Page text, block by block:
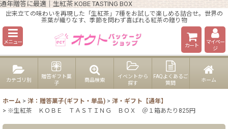
通年贈答に最適｜生紅茶 KOBE TASTING BOX
出来立ての味わいを再現した「生紅茶」7種をお試しで楽しめる詰合せ。世界の
茶葉が織りなす、季節を問わず喜ばれる紅茶の贈り物
メニュー
カート
マイペー
ジ
カテゴリ別
贈答ギフト菓
子
商品検索
イベントから
探す
FAQよくあるご
質問
ホーム
ホーム > 洋：贈答菓子(ギフト・単品) > 洋・ギフト【通年】
> ※生紅茶 ＫＯＢＥ ＴＡＳＴＩＮＧ ＢＯＸ ＠１箱あたり825円